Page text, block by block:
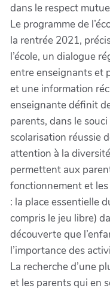
dans le respect
Le programme de
la rentrée 2021,
l’école, un dialogue
entre enseignants et
et une information
enseignante définit
parents, dans le
scolarisation réussie
attention à la
permettent aux
fonctionnement et les
: la place essentielle
compris le jeu libre)
découverte que
l’importance des
La recherche d’une
et les parents qui en